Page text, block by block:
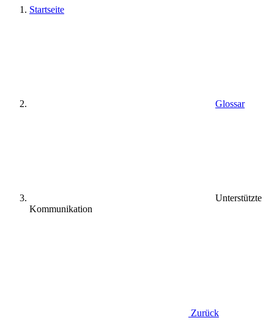
Startseite
Glossar
Unterstützte
Kommunikation
Zurück